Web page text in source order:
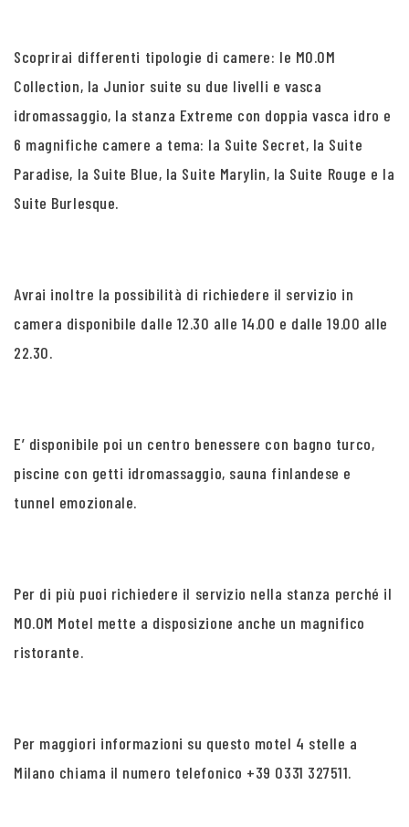
Scoprirai differenti tipologie di camere: le MO.OM
Collection, la Junior suite su due livelli e vasca
idromassaggio, la stanza Extreme con doppia vasca idro e
6 magnifiche camere a tema: la Suite Secret, la Suite
Paradise, la Suite Blue, la Suite Marylin, la Suite Rouge e la
Suite Burlesque.
Avrai inoltre la possibilità di richiedere il servizio in
camera disponibile dalle 12.30 alle 14.00 e dalle 19.00 alle
22.30.
E’ disponibile poi un centro benessere con bagno turco,
piscine con getti idromassaggio, sauna finlandese e
tunnel emozionale.
Per di più puoi richiedere il servizio nella stanza perché il
MO.OM Motel mette a disposizione anche un magnifico
ristorante.
Per maggiori informazioni su questo motel 4 stelle a
Milano chiama il numero telefonico +39 0331 327511.